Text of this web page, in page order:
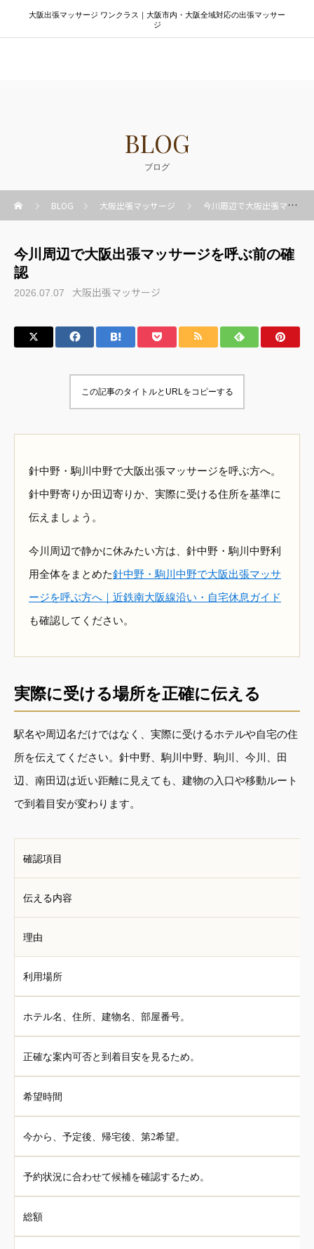
大阪出張マッサージ ワンクラス｜大阪市内・大阪全域対応の出張マッサー
ジ
BLOG
ブログ
BLOG 大阪出張マッサージ 今川周辺で大阪出張マッサージを呼ぶ前の確認
今川周辺で大阪出張マッサージを呼ぶ前の確
認
2026.07.07 大阪出張マッサージ
この記事のタイトルとURLをコピーする
針中野・駒川中野で大阪出張マッサージを呼ぶ方へ。
針中野寄りか田辺寄りか、実際に受ける住所を基準に
伝えましょう。
今川周辺で静かに休みたい方は、針中野・駒川中野利
用全体をまとめた針中野・駒川中野で大阪出張マッサ
ージを呼ぶ方へ｜近鉄南大阪線沿い・自宅休息ガイド
も確認してください。
実際に受ける場所を正確に伝える
駅名や周辺名だけではなく、実際に受けるホテルや自宅の住
所を伝えてください。針中野、駒川中野、駒川、今川、田
辺、南田辺は近い距離に見えても、建物の入口や移動ルート
で到着目安が変わります。
確認項目
伝える内容
理由
利用場所
ホテル名、住所、建物名、部屋番号。
正確な案内可否と到着目安を見るため。
希望時間
今から、予定後、帰宅後、第2希望。
予約状況に合わせて候補を確認するため。
総額